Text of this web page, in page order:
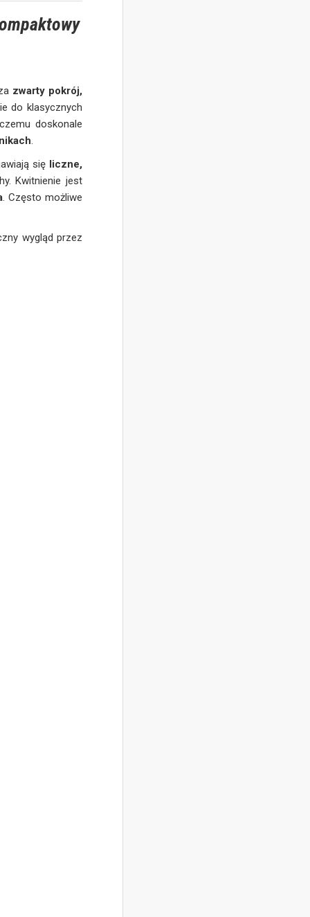
zwarty pokrój,
do klasycznych
doskonale
się liczne,
Kwitnienie jest
. Często możliwe
wygląd przez